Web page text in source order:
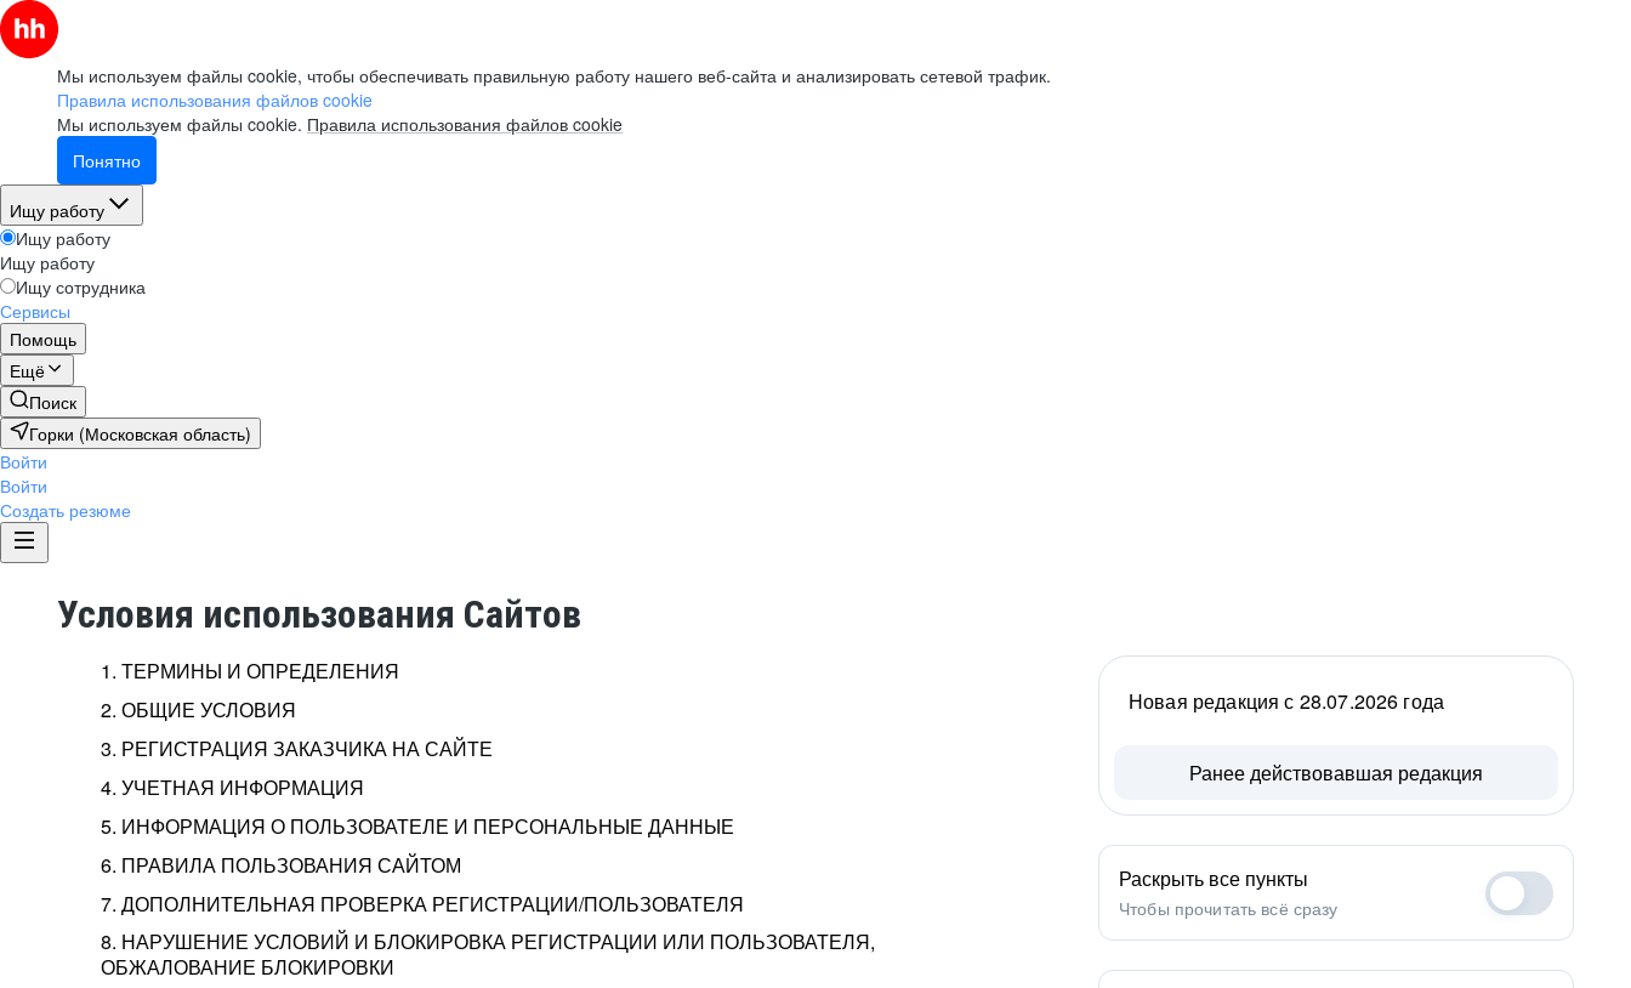
Мы используем файлы cookie, чтобы обеспечивать правильную работу нашего веб-сайта и анализировать сетевой трафик.
Правила использования файлов cookie
Мы используем файлы cookie. Правила использования файлов cookie
Понятно
Ищу работу
Ищу работу
Ищу работу
Ищу сотрудника
Сервисы
Помощь
Ещё
Поиск
Горки (Московская область)
Войти
Войти
Создать резюме
Условия использования Сайтов
1. ТЕРМИНЫ И ОПРЕДЕЛЕНИЯ
2. ОБЩИЕ УСЛОВИЯ
3. РЕГИСТРАЦИЯ ЗАКАЗЧИКА НА САЙТЕ
4. УЧЕТНАЯ ИНФОРМАЦИЯ
5. ИНФОРМАЦИЯ О ПОЛЬЗОВАТЕЛЕ И ПЕРСОНАЛЬНЫЕ ДАННЫЕ
6. ПРАВИЛА ПОЛЬЗОВАНИЯ САЙТОМ
7. ДОПОЛНИТЕЛЬНАЯ ПРОВЕРКА РЕГИСТРАЦИИ/ПОЛЬЗОВАТЕЛЯ
8. НАРУШЕНИЕ УСЛОВИЙ И БЛОКИРОВКА РЕГИСТРАЦИИ ИЛИ ПОЛЬЗОВАТЕЛЯ,
ОБЖАЛОВАНИЕ БЛОКИРОВКИ
Новая редакция с 28.07.2026 года
Ранее действовавшая редакция
Раскрыть все пункты
Чтобы прочитать всё сразу